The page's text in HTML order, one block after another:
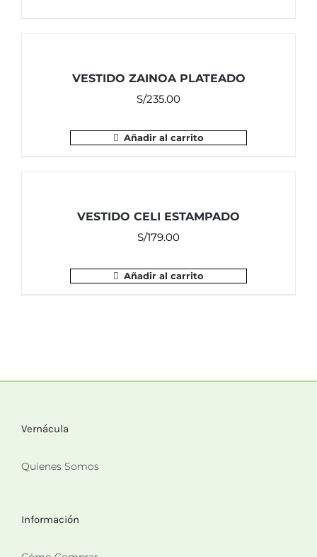
VESTIDO ZAINOA PLATEADO
S/235.00
Añadir al carrito
VESTIDO CELI ESTAMPADO
S/179.00
Añadir al carrito
Vernácula
Quienes Somos
Información